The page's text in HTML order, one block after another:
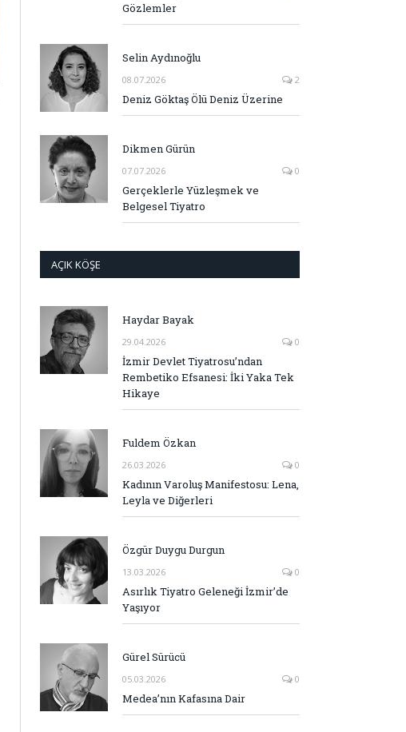
Gözlemler
Selin Aydınoğlu
08.07.2026 2
Deniz Göktaş Ölü Deniz Üzerine
Dikmen Gürün
07.07.2026 0
Gerçeklerle Yüzleşmek ve
Belgesel Tiyatro
AÇIK KÖŞE
Haydar Bayak
29.04.2026 0
İzmir Devlet Tiyatrosu’ndan
Rembetiko Efsanesi: İki Yaka Tek
Hikaye
Fuldem Özkan
26.03.2026 0
Kadının Varoluş Manifestosu: Lena,
Leyla ve Diğerleri
Özgür Duygu Durgun
13.03.2026 0
Asırlık Tiyatro Geleneği İzmir’de
Yaşıyor
Gürel Sürücü
05.03.2026 0
Medea’nın Kafasına Dair